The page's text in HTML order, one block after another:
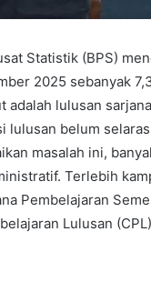
Statistik (BPS)
2025 sebanyak
adalah lulusan
lulusan belum
masalah ini,
Terlebih
Pembelajaran
Lulusan